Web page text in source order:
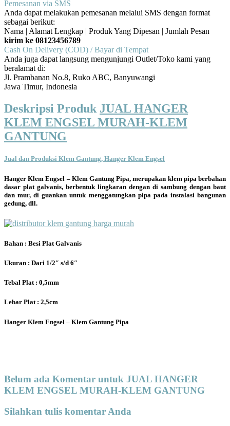
Pemesanan via SMS
Anda dapat melakukan pemesanan melalui SMS dengan format
sebagai berikut:
Nama | Alamat Lengkap | Produk Yang Dipesan | Jumlah Pesan
kirim ke 08123456789
Cash On Delivery (COD) / Bayar di Tempat
Anda juga dapat langsung mengunjungi Outlet/Toko kami yang
beralamat di:
Jl. Prambanan No.8, Ruko ABC, Banyuwangi
Jawa Timur, Indonesia
Deskripsi Produk JUAL HANGER
KLEM ENGSEL MURAH-KLEM
GANTUNG
Jual dan Produksi Klem Gantung, Hanger Klem Engsel
Hanger Klem Engsel – Klem Gantung Pipa, merupakan klem pipa berbahan
dasar plat galvanis, berbentuk lingkaran dengan di sambung dengan baut
dan mur, di guankan untuk menggatungkan pipa pada instalasi bangunan
gedung, dll.
Bahan : Besi Plat Galvanis
Ukuran : Dari 1/2″ s/d 6″
Tebal Plat : 0,5mm
Lebar Plat : 2,5cm
Hanger Klem Engsel – Klem Gantung Pipa
Belum ada Komentar untuk JUAL HANGER
KLEM ENGSEL MURAH-KLEM GANTUNG
Silahkan tulis komentar Anda